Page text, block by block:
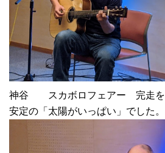
神谷 スカボロフェアー 完走を
安定の「太陽がいっぱい」でした。